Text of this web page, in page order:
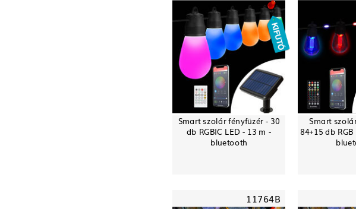
Smart szolár fényfüzér - 30
db RGBIC LED - 13 m -
bluetooth
Smart
84+15 db
11764B